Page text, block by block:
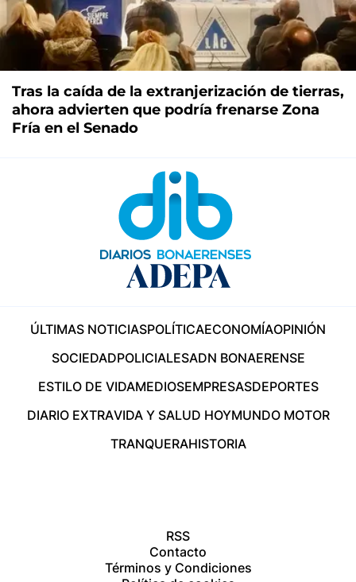
Tras la caída de la extranjerización de tierras,
ahora advierten que podría frenarse Zona
Fría en el Senado
ÚLTIMAS NOTICIASPOLÍTICAECONOMÍAOPINIÓN
SOCIEDADPOLICIALESADN BONAERENSE
ESTILO DE VIDAMEDIOSEMPRESASDEPORTES
DIARIO EXTRAVIDA Y SALUD HOYMUNDO MOTOR
TRANQUERAHISTORIA
RSS
Contacto
Términos y Condiciones